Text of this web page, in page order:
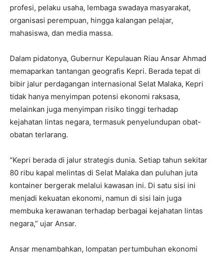
profesi, pelaku usaha, lembaga swadaya masyarakat,
organisasi perempuan, hingga kalangan pelajar,
mahasiswa, dan media massa.
Dalam pidatonya, Gubernur Kepulauan Riau Ansar Ahmad
memaparkan tantangan geografis Kepri. Berada tepat di
bibir jalur perdagangan internasional Selat Malaka, Kepri
tidak hanya menyimpan potensi ekonomi raksasa,
melainkan juga menyimpan risiko tinggi terhadap
kejahatan lintas negara, termasuk penyelundupan obat-
obatan terlarang.
“Kepri berada di jalur strategis dunia. Setiap tahun sekitar
80 ribu kapal melintas di Selat Malaka dan puluhan juta
kontainer bergerak melalui kawasan ini. Di satu sisi ini
menjadi kekuatan ekonomi, namun di sisi lain juga
membuka kerawanan terhadap berbagai kejahatan lintas
negara,” ujar Ansar.
Ansar menambahkan, lompatan pertumbuhan ekonomi